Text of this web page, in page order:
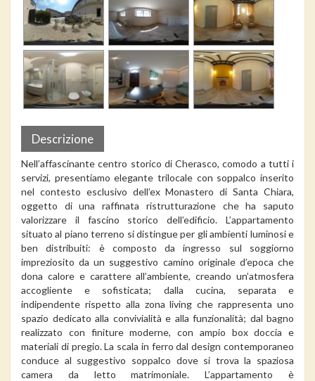
Descrizione
Nell’affascinante centro storico di Cherasco, comodo a tutti i
servizi, presentiamo elegante trilocale con soppalco inserito
nel contesto esclusivo dell’ex Monastero di Santa Chiara,
oggetto di una raffinata ristrutturazione che ha saputo
valorizzare il fascino storico dell’edificio. L’appartamento
situato al piano terreno si distingue per gli ambienti luminosi e
ben distribuiti: è composto da ingresso sul soggiorno
impreziosito da un suggestivo camino originale d’epoca che
dona calore e carattere all’ambiente, creando un’atmosfera
accogliente e sofisticata; dalla cucina, separata e
indipendente rispetto alla zona living che rappresenta uno
spazio dedicato alla convivialità e alla funzionalità; dal bagno
realizzato con finiture moderne, con ampio box doccia e
materiali di pregio. La scala in ferro dal design contemporaneo
conduce al suggestivo soppalco dove si trova la spaziosa
camera da letto matrimoniale. L’appartamento è